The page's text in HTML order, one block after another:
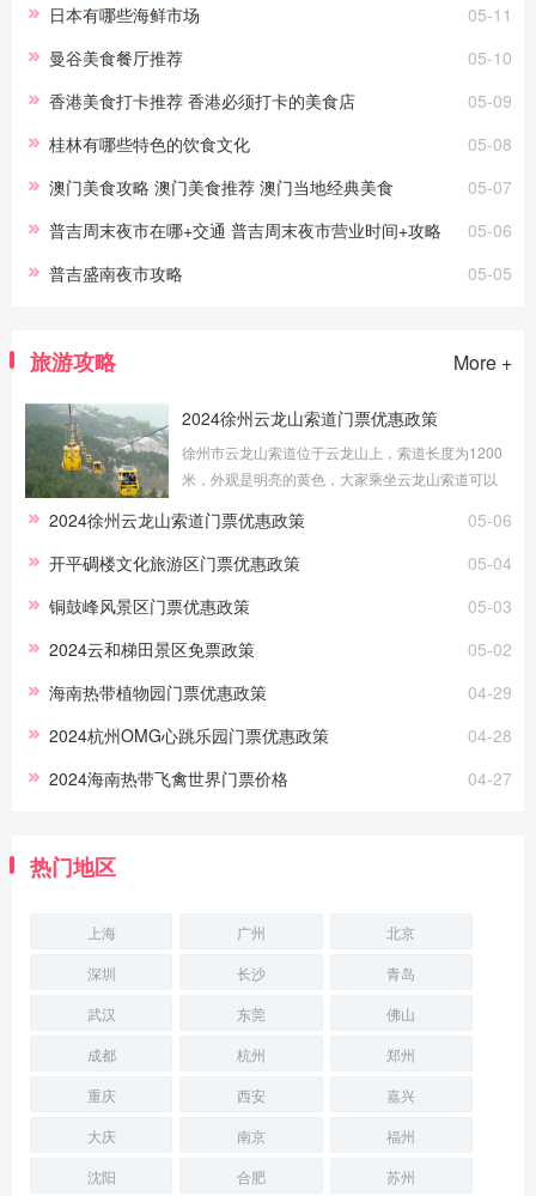
个日本这里可以吃海鲜的市场吧！大阪黑门市 05-11
日本有哪些海鲜市场
05-10
曼谷美食餐厅推荐
05-09
香港美食打卡推荐 香港必须打卡的美食店
05-08
桂林有哪些特色的饮食文化
05-07
澳门美食攻略 澳门美食推荐 澳门当地经典美食
05-06
普吉周末夜市在哪+交通 普吉周末夜市营业时间+攻略
05-05
普吉盛南夜市攻略
旅游攻略 More +
2024徐州云龙山索道门票优惠政策
徐州市云龙山索道位于云龙山上，索道长度为1200
米，外观是明亮的黄色，大家乘坐云龙山索道可以
道门票优惠政策。优惠政策1.4米(含)
05-06
2024徐州云龙山索道门票优惠政策
05-04
开平碉楼文化旅游区门票优惠政策
05-03
铜鼓峰风景区门票优惠政策
05-02
2024云和梯田景区免票政策
04-29
海南热带植物园门票优惠政策
04-28
2024杭州OMG心跳乐园门票优惠政策
04-27
2024海南热带飞禽世界门票价格
热门地区
上海 广州
北京
深圳
长沙
青岛
武汉
东莞
佛山
成都
杭州
郑州
重庆
西安
嘉兴
大庆
南京
福州
沈阳
合肥 苏州